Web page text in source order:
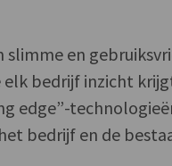
slimme en
elk bedrijf inzicht
edge”-
bedrijf en de